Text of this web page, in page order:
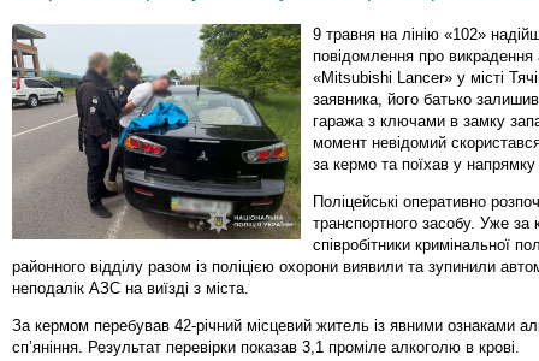
9 травня на лінію «102»
повідомлення про викрадення
«Mitsubishi Lancer» у місті
заявника, його батько
гаража з ключами в замку
момент невідомий
за кермо та поїхав у напрямку
Поліцейські оперативно
транспортного засобу. Уже за
співробітники кримінальної
районного відділу разом із поліцією охорони виявили та зупинили
неподалік АЗС на виїзді з міста.
За кермом перебував 42-річний місцевий житель із явними ознаками
сп’яніння. Результат перевірки показав 3,1 проміле алкоголю в крові.